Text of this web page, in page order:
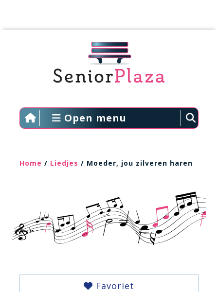
Open menu
Home / Liedjes / Moeder, jou zilveren haren
Favoriet